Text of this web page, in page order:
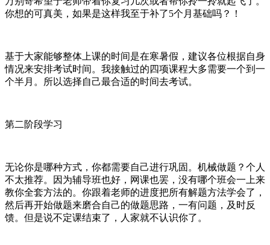
你想的可真美，如果是这样我至于补了5个月基础吗？！
基于大家能够整体上课的时间是在寒暑假，建议各位根据自身
情况来安排考试时间。我接触过的四项课程大多需要一个到一
个半月。所以选择自己最合适的时间去考试。
第二阶段学习
无论你是哪种方式，你都需要自己进行巩固。机械做题？个人
不太推荐。因为辅导班也好，网课也罢，没有哪个班会一上来
教你全套方法的。你跟着老师的进度把所有解题方法学会了，
然后再开始做题来磨合自己的做题思路，一有问题，及时反
馈。但是说不定课结束了，人家就不认识你了。